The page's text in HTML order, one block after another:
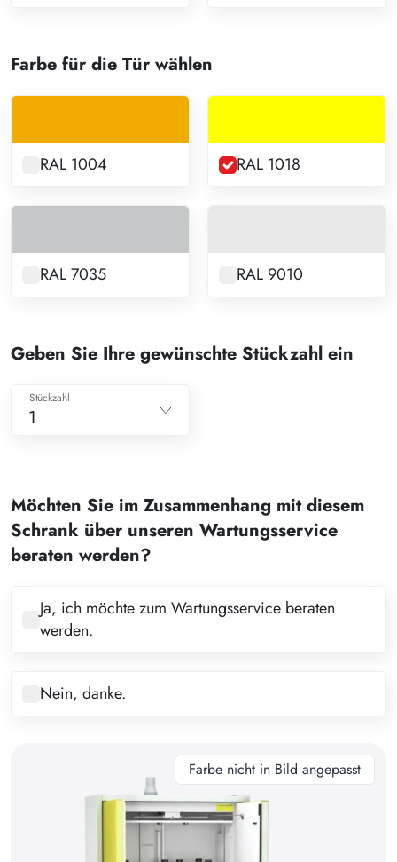
Farbe für die Tür wählen
RAL 1004 RAL 1018
RAL 7035 RAL 9010
Geben Sie Ihre gewünschte Stückzahl ein
1
3
4
6
7
9
Stückzahl
Möchten Sie im Zusammenhang mit diesem
Schrank über unseren Wartungsservice
beraten werden?
Ja, ich möchte zum Wartungsservice beraten
werden.
Nein, danke.
Farbe nicht in Bild angepasst